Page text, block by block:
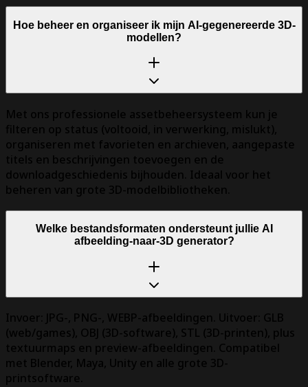
Hoe beheer en organiseer ik mijn AI-gegenereerde 3D-
modellen?
Met ons professionele assetbeheersysteem kun je
filteren op status (voltooid, in verwerking, mislukt),
organiseren met favorieten en archieven, aangepaste
titels en beschrijvingen toevoegen en de
downloadgeschiedenis bijhouden. Ideaal voor het
beheren van grote 3D-modelbibliotheken.
Welke bestandsformaten ondersteunt jullie AI
afbeelding-naar-3D generator?
Invoer: JPG-, PNG-, WEBP-afbeeldingen. Uitvoer: GLB
(web/games), OBJ (3D-software), STL (3D-printen), plus
textuurmaps en preview-afbeeldingen. Compatibel
met Blender, Maya, Unity en alle grote 3D-
printsoftware.